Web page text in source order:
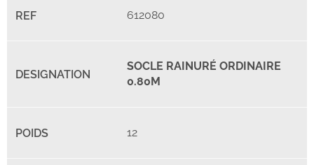
612080
SOCLE RAINURÉ ORDINAIRE
0.80M
12